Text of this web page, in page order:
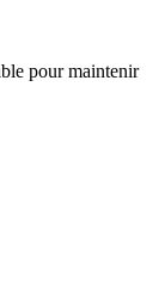
pour maintenir